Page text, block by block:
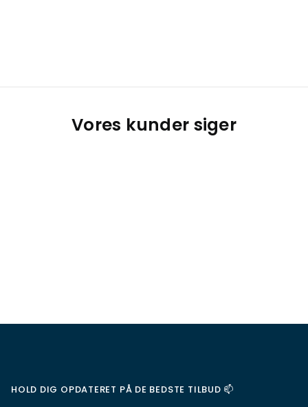
Vores kunder siger
HOLD DIG OPDATERET PÅ DE BEDSTE TILBUD 📫